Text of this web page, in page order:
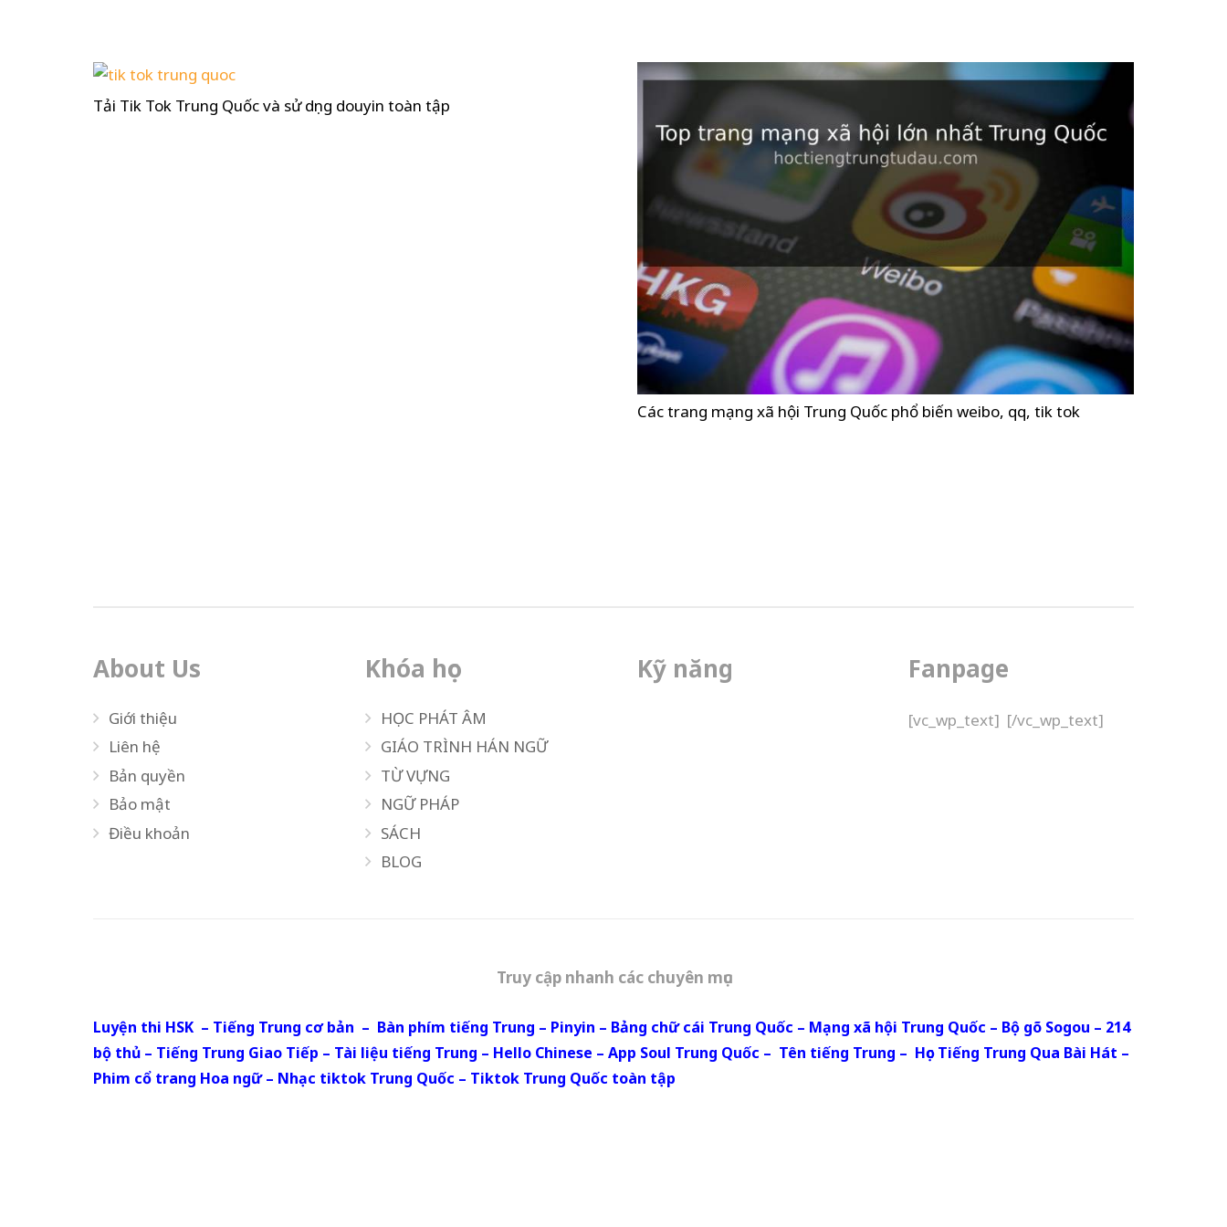
Tải Tik Tok Trung Quốc và sử dụng douyin toàn tập
Các trang mạng xã hội Trung Quốc phổ biến weibo, qq, tik tok
About Us
Giới thiệu
Liên hệ
Bản quyền
Bảo mật
Điều khoản
Khóa học
HỌC PHÁT ÂM
GIÁO TRÌNH HÁN NGỮ
TỪ VỰNG
NGỮ PHÁP
SÁCH
BLOG
Kỹ năng Fanpage
[vc_wp_text] [/vc_wp_text]
Truy cập nhanh các chuyên mục
Luyện thi HSK – Tiếng Trung cơ bản – Bàn phím tiếng Trung – Pinyin – Bảng chữ cái Trung Quốc – Mạng xã hội Trung Quốc – Bộ gõ Sogou – 214
bộ thủ – Tiếng Trung Giao Tiếp – Tài liệu tiếng Trung – Hello Chinese – App Soul Trung Quốc – Tên tiếng Trung – Học Tiếng Trung Qua Bài Hát –
Phim cổ trang Hoa ngữ– Nhạc tiktok Trung Quốc – Tiktok Trung Quốc toàn tập